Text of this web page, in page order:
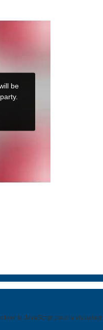
le JavaScript pour la visualiser.